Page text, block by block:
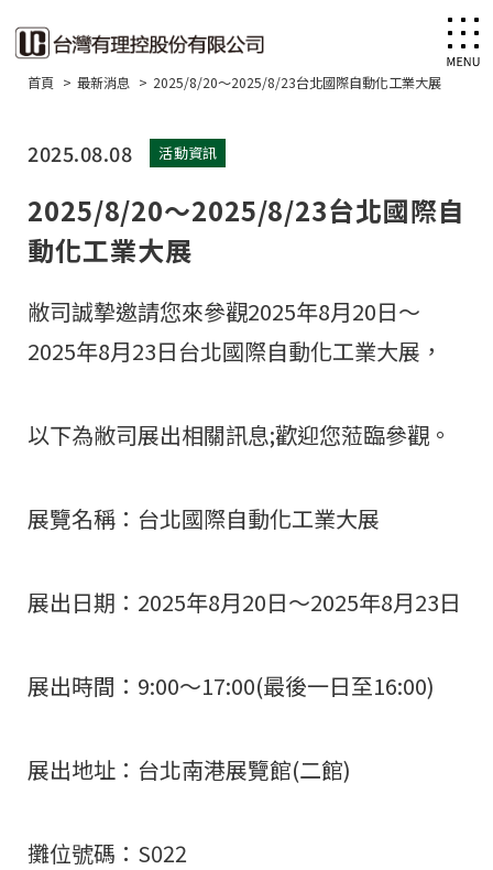
首頁 最新消息 2025/8/20～2025/8/23台北國際自動化工業大展
2025.08.08 活動資訊
2025/8/20～2025/8/23台北國際自
動化工業大展
敝司誠摯邀請您來參觀2025年8月20日～
2025年8月23日台北國際自動化工業大展，
以下為敝司展出相關訊息;歡迎您蒞臨參觀。
展覽名稱：台北國際自動化工業大展
展出日期：2025年8月20日～2025年8月23日
展出時間：9:00～17:00(最後一日至16:00)
展出地址：台北南港展覽館(二館)
攤位號碼：S022